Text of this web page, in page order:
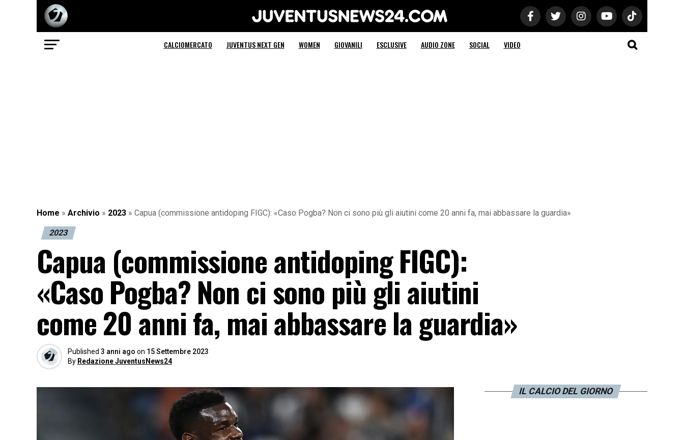
Juventus News 24
CALCIOMERCATO JUVENTUS NEXT GEN WOMEN GIOVANILI ESCLUSIVE AUDIO ZONE SOCIAL VIDEO
Home » Archivio » 2023 » Capua (commissione antidoping FIGC): «Caso Pogba? Non ci sono più gli aiutini come 20 anni fa, mai abbassare la guardia»
2023
Capua (commissione antidoping FIGC):
«Caso Pogba? Non ci sono più gli aiutini
come 20 anni fa, mai abbassare la guardia»
Published 3 anni ago on 15 Settembre 2023
By Redazione JuventusNews24
IL CALCIO DEL GIORNO